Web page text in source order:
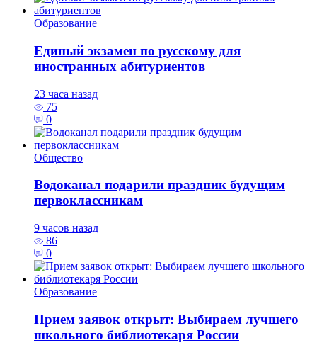
Образование
Единый экзамен по русскому для
иностранных абитуриентов
23 часа назад
75
0
Общество
Водоканал подарили праздник будущим
первоклассникам
9 часов назад
86
0
Образование
Прием заявок открыт: Выбираем лучшего
школьного библиотекаря России